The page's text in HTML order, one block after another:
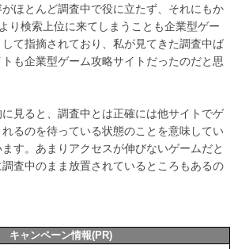
ほとんど調査中で役に立たず、それにもか
り検索上位に来てしまうことも企業型ゲー
て指摘されており、私が見てきた調査中ば
も企業型ゲーム攻略サイトだったのだと思
見ると、調査中とは正確には他サイトでゲ
るのを待っている状態のことを意味してい
す。あまりアクセスが伸びないゲームだと
査中のまま放置されているところもあるの
キャンペーン情報(PR)